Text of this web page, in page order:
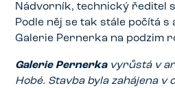
Nádvorník, technický ředitel
Podle něj se tak stále počítá
Galerie Pernerka na podzim
Galerie Pernerka vyrůstá v
Hobé. Stavba byla zahájena v